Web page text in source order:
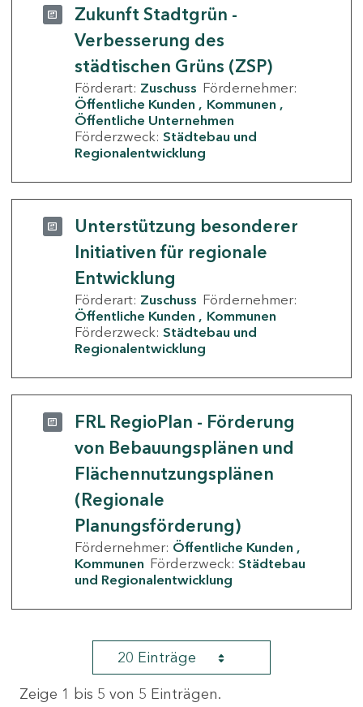
Zukunft Stadtgrün -
Verbesserung des
städtischen Grüns (ZSP)
Förderart: Zuschuss Fördernehmer:
Öffentliche Kunden
Kommunen
Öffentliche Unternehmen
Förderzweck: Städtebau und
Regionalentwicklung
Unterstützung besonderer
Initiativen für regionale
Entwicklung
Förderart: Zuschuss Fördernehmer:
Öffentliche Kunden
Kommunen
Förderzweck: Städtebau und
Regionalentwicklung
FRL RegioPlan - Förderung
von Bebauungsplänen und
Flächennutzungsplänen
(Regionale
Planungsförderung)
Fördernehmer: Öffentliche Kunden
Kommunen Förderzweck: Städtebau
und Regionalentwicklung
20 Einträge
Zeige 1 bis 5 von 5 Einträgen.